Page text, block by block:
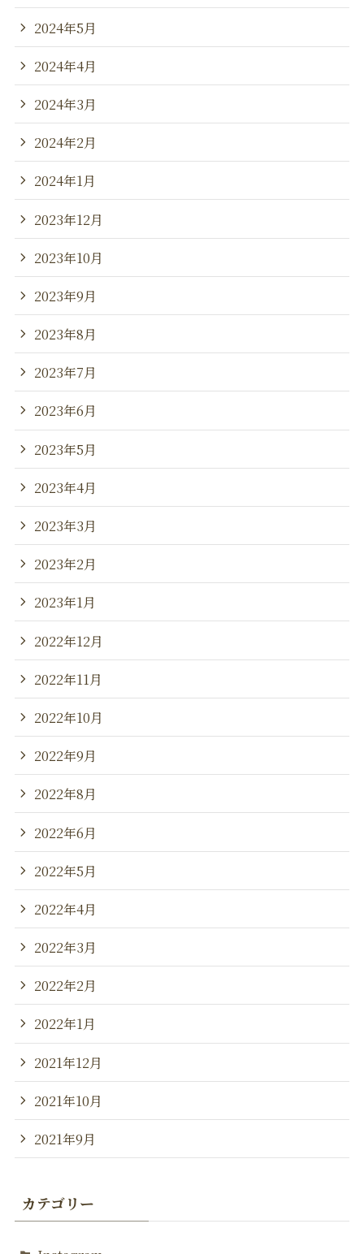
2024年5月
2024年4月
2024年3月
2024年2月
2024年1月
2023年12月
2023年10月
2023年9月
2023年8月
2023年7月
2023年6月
2023年5月
2023年4月
2023年3月
2023年2月
2023年1月
2022年12月
2022年11月
2022年10月
2022年9月
2022年8月
2022年6月
2022年5月
2022年4月
2022年3月
2022年2月
2022年1月
2021年12月
2021年10月
2021年9月
カテゴリー